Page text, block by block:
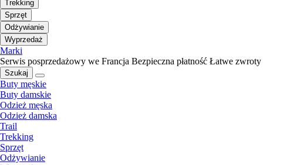
Trekking
Sprzęt
Odżywianie
Wyprzedaż
Marki
Serwis posprzedażowy we Francja Bezpieczna płatność Łatwe zwroty
Szukaj
Buty męskie
Buty damskie
Odzież męska
Odzież damska
Trail
Trekking
Sprzęt
Odżywianie